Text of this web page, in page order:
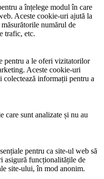
a înțelege modul în care
Aceste cookie-uri ajută la
numărul de
trafic, etc.
pentru a le oferi vizitatorilor
Aceste cookie-uri
informații pentru a
care sunt analizate și nu au
pentru ca site-ul web să
asigură funcționalitățile de
site-ului, în mod anonim.